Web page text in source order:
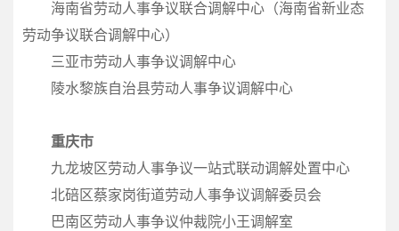
海南省劳动人事争议联合调解中心（海南省新业态
劳动争议联合调解中心）
三亚市劳动人事争议调解中心
陵水黎族自治县劳动人事争议调解中心
重庆市
九龙坡区劳动人事争议一站式联动调解处置中心
北碚区蔡家岗街道劳动人事争议调解委员会
巴南区劳动人事争议仲裁院小王调解室